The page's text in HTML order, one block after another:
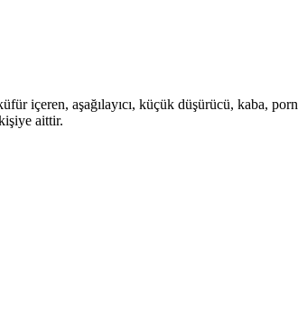
içeren, aşağılayıcı, küçük düşürücü, kaba,
aittir.